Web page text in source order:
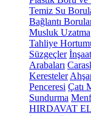
Temiz Su
Bağlantı
Musluk Uzatma
Tahliye
Süzgeçler
Arabaları
Keresteler
Penceresi Çatı
Sundurma
HIRDAVAT